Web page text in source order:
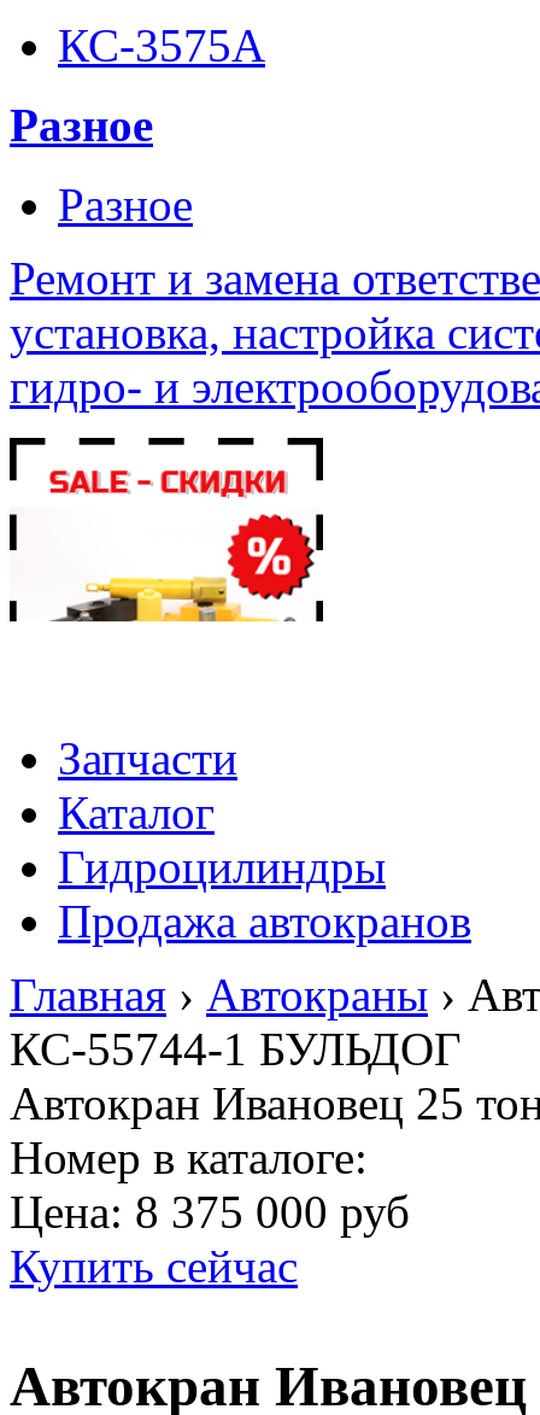
КС-3575А
Разное
Разное
Ремонт и замена
установка, настройка
гидро- и
Запчасти
Каталог
Гидроцилиндры
Продажа автокранов
Главная › Автокраны ›
КС-55744-1 БУЛЬДОГ
Автокран Ивановец 25
Номер в каталоге:
Цена: 8 375 000 руб
Купить сейчас
Автокран